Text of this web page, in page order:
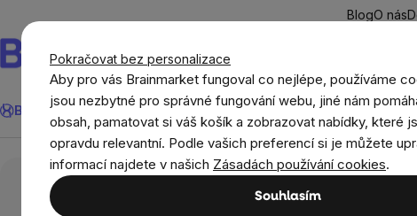
Pokračovat bez personalizace
Aby pro vás Brainmarket fungoval co nejlépe, používáme
jsou nezbytné pro správné fungování webu, jiné nám
obsah, pamatovat si váš košík a zobrazovat nabídky, které
opravdu relevantní. Podle vašich preferencí si je můžete
informací najdete v našich Zásadách používání cookies.
Souhlasím
obsah
BlogO nás
Hledat
BrainMax® Léto Ušetři CíleDoplňky stravy a výživa
Domov Ekodrogerie Čisticí prostředky